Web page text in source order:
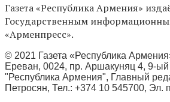
Газета «Республика Армения»
Государственным
«Арменпресс».
© 2021 Газета «Республика
Ереван, 0024, пр. Аршакуняц 4, 9-ый
"Республика Армения", Главный
Петросян, Тел.: +374 10 545700, Эл.